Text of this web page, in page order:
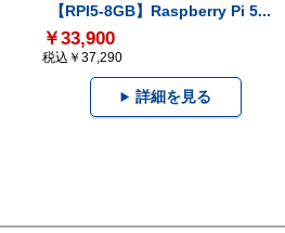
【RPI5-8GB】Raspberry Pi 5...
￥33,900
税込￥37,290
詳細を見る